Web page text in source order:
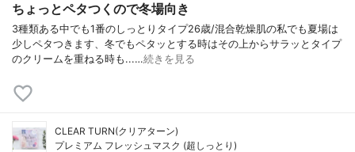
ちょっとペタつくので冬場向き
3種類ある中でも1番のしっとりタイプ26歳/混合乾燥肌の私でも夏場は
少しペタつきます、冬でもペタッとする時はその上からサラッとタイプ
のクリームを重ねる時も...…続きを見る
CLEAR TURN(クリアターン)
プレミアム フレッシュマスク (超しっとり)